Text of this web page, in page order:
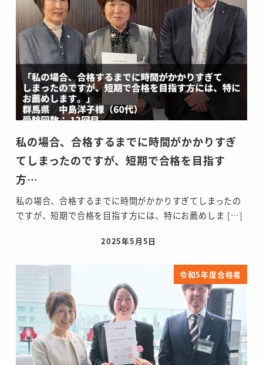
私の場合、合格するまでに時間がかかりすぎ
てしまったのですが、短期で合格を目指す
方…
私の場合、合格するまでに時間がかかりすぎてしまったの
ですが、短期で合格を目指す方には、特にお薦めしま […]
投稿日
2025年5月5日
令和5年度合格者